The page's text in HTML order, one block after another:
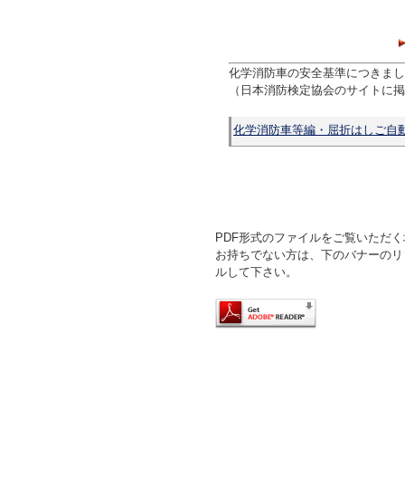
化学消防車の安全基準につきま
（日本消防検定協会のサイトに
化学消防車等編・屈折はしご自
PDF形式のファイルをご覧いただ
お持ちでない方は、下のバナーの
ルして下さい。